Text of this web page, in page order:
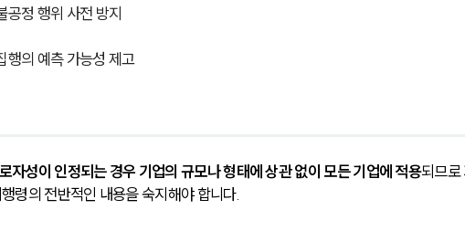
공정 행위 사전 방지
행의 예측 가능성 제고
자성이 인정되는 경우 기업의 규모나 형태에 상관 없이 모든 기업에 적용되므로
령의 전반적인 내용을 숙지해야 합니다.